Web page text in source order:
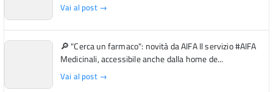
Vai al post →
🔎 "Cerca un farmaco": novità da AIFA Il servizio #AIFA
Medicinali, accessibile anche dalla home de...
Vai al post →